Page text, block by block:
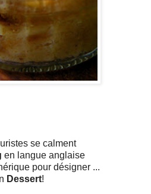
se calment
en langue anglaise
pour désigner ...
Dessert!